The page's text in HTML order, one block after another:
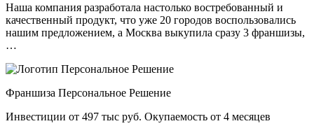
Наша компания разработала настолько востребованный и
качественный продукт, что уже 20 городов воспользовались
нашим предложением, а Москва выкупила сразу 3 франшизы,
…
Франшиза Персональное Решение
Инвестиции от 497 тыс руб. Окупаемость от 4 месяцев